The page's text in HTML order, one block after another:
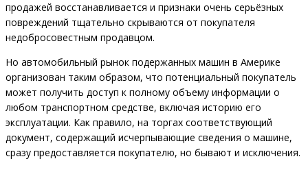
продажей восстанавливается и признаки очень серьёзных
повреждений тщательно скрываются от покупателя
недобросовестным продавцом.
Но автомобильный рынок подержанных машин в Америке
организован таким образом, что потенциальный покупатель
может получить доступ к полному объему информации о
любом транспортном средстве, включая историю его
эксплуатации. Как правило, на торгах соответствующий
документ, содержащий исчерпывающие сведения о машине,
сразу предоставляется покупателю, но бывают и исключения.